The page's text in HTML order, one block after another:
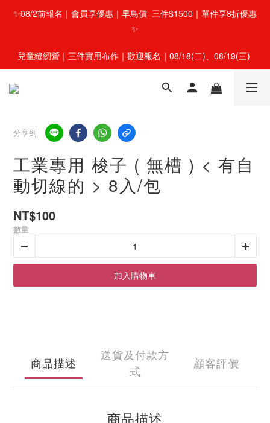
✨08/2前報名｜會員享優惠｜早鳥價  三件$1500｜單件享8折優惠
✨
兒童縫紉營｜三件實用布作｜歡迎報名｜08/18(二)、08/19(三)
分享到
工業專用 梭子 ( 無槽 ) < 有自
動切線的 > 8入/包
NT$100
數量
加入購物車
商品描述
送貨及付款方
式
顧客評價
商品描述